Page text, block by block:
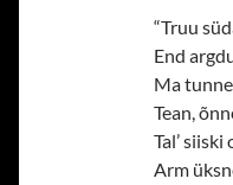
“Truu
End
Ma
Tean,
Tal’
Arm